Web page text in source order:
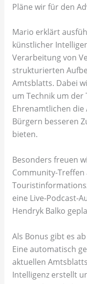
Pläne wir für den
Mario erklärt
künstlicher
Verarbeitung von
strukturierten
Amtsblatts. Dabei
um Technik um der
Ehrenamtlichen
Bürgern besseren
bieten.
Besonders freuen
Community-Treffen
eine Live-Podcast-
Hendryk Balko
Als Bonus gibt es
Eine automatisch
aktuellen
Intelligenz erstellt